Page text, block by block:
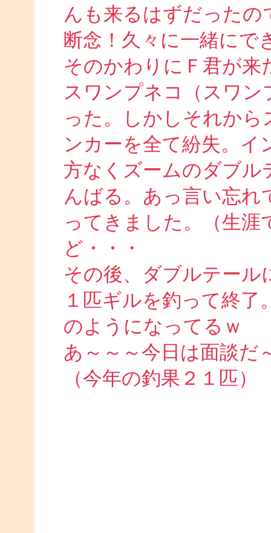
んも来るはずだったの
断念！久々に一緒にで
そのかわりにＦ君が来
スワンプネコ（スワ
った。しかしそれか
ンカーを全て紛失。イ
方なくズームのダブル
んばる。あっ言い忘れ
ってきました。（生涯
ど・・・
その後、ダブルテール
１匹ギルを釣って終
のようになってるｗ
あ～～～今日は面談だ
（今年の釣果２１匹）